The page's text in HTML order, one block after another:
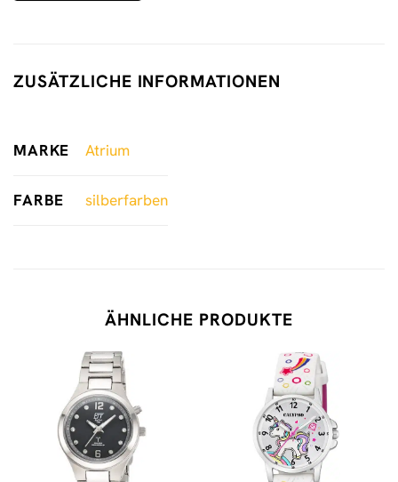
ZUSÄTZLICHE INFORMATIONEN
MARKE Atrium
FARBE silberfarben
ÄHNLICHE PRODUKTE